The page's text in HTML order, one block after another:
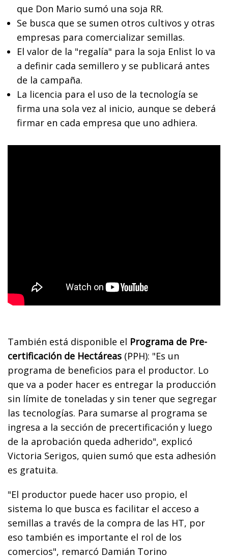
que Don Mario sumó una soja RR.
Se busca que se sumen otros cultivos y otras
empresas para comercializar semillas.
El valor de la "regalía" para la soja Enlist lo va
a definir cada semillero y se publicará antes
de la campaña.
La licencia para el uso de la tecnología se
firma una sola vez al inicio, aunque se deberá
firmar en cada empresa que uno adhiera.
También está disponible el Programa de Pre-
certificación de Hectáreas (PPH): "Es un
programa de beneficios para el productor. Lo
que va a poder hacer es entregar la producción
sin límite de toneladas y sin tener que segregar
las tecnologías. Para sumarse al programa se
ingresa a la sección de precertificación y luego
de la aprobación queda adherido", explicó
Victoria Serigos, quien sumó que esta adhesión
es gratuita.
"El productor puede hacer uso propio, el
sistema lo que busca es facilitar el acceso a
semillas a través de la compra de las HT, por
eso también es importante el rol de los
comercios", remarcó Damián Torino